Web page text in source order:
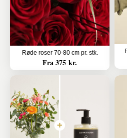
Røde roser 70-80 cm pr. stk.
Fra 375 kr.